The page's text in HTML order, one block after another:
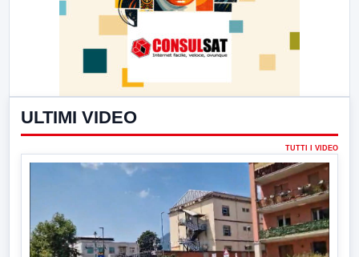
ULTIMI VIDEO
TUTTI I VIDEO